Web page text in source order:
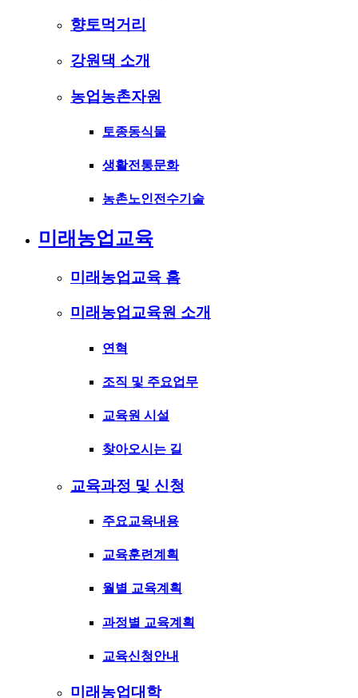
향토먹거리
강원댁 소개
농업농촌자원
토종동식물
생활전통문화
농촌노인전수기술
미래농업교육
미래농업교육 홈
미래농업교육원 소개
연혁
조직 및 주요업무
교육원 시설
찾아오시는 길
교육과정 및 신청
주요교육내용
교육훈련계획
월별 교육계획
과정별 교육계획
교육신청안내
미래농업대학